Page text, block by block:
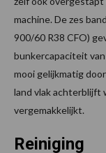
machine. De zes
900/60 R38 CFO)
bunkercapaciteit
mooi gelijkmatig
land vlak achterblijft
vergemakkelijkt.
Reiniging